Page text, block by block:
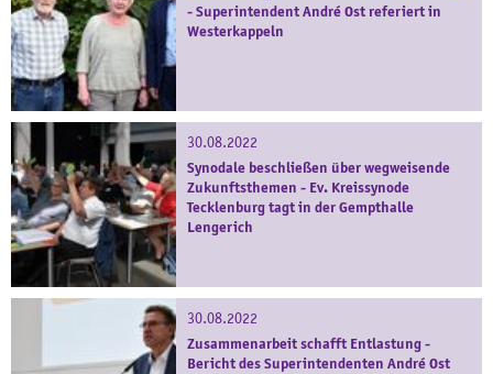
- Superintendent André Ost referiert in
Westerkappeln
30.08.2022
Synodale beschließen über wegweisende
Zukunftsthemen - Ev. Kreissynode
Tecklenburg tagt in der Gempthalle
Lengerich
30.08.2022
Zusammenarbeit schafft Entlastung -
Bericht des Superintendenten André Ost